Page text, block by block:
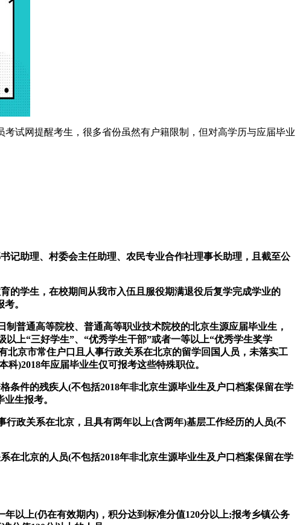
试网提醒考生，很多省份虽然有户籍限制，但对高学历与应届毕业
记助理、村委会主任助理、农民专业合作社理事长助理，且截至公
的学生，在校期间从我市入伍且服役期满退役后复学完成学业的
。
普通高等院校、普通高等职业技术院校的北京生源应届毕业生，
上“三好学生”、“优秀学生干部”或者一等以上“优秀学生奖学
北京市常住户口且人事行政关系在北京的留学回国人员，未落实工
)2018年应届毕业生仅可报考这些特殊职位。
条件的残疾人(不包括2018年非北京生源毕业生及户口档案保留在学
生报考。
政关系在北京，且具有两年以上(含两年)基层工作经历的人员(不
在北京的人员(不包括2018年非北京生源毕业生及户口档案保留在学
以上(仍在有效期内)，积分达到标准分值120分以上;报考乡镇公务